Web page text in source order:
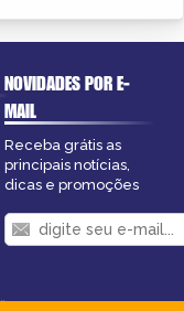
NOVIDADES POR E-
MAIL
Receba grátis as
principais notícias,
dicas e promoções